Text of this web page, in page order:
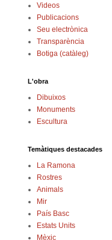
Videos
Publicacions
Seu electrònica
Transparència
Botiga (catàleg)
L'obra
Dibuixos
Monuments
Escultura
Temàtiques destacades
La Ramona
Rostres
Animals
Mir
País Basc
Estats Units
Mèxic